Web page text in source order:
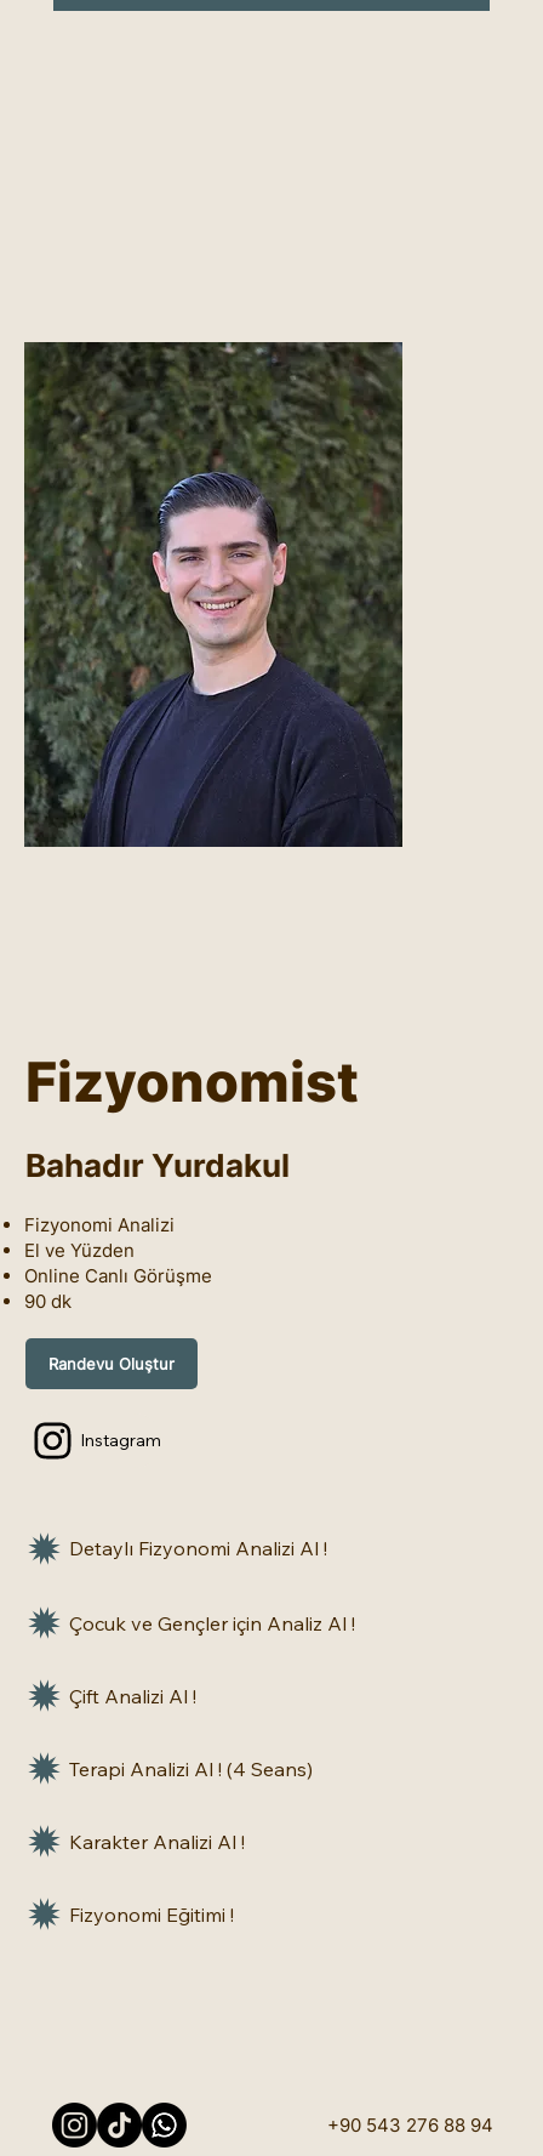
Fizyonomist
Bahadır Yurdakul
Fizyonomi Analizi
El ve Yüzden
Online Canlı Görüşme
90 dk
Randevu Oluştur
Instagram
Detaylı Fizyonomi Analizi Al !
Karakter Analizi Al !
Çocuk ve Gençler için Analiz Al !
Terapi Analizi Al ! (4 Seans)
Çift Analizi Al !
Fizyonomi Eğitimi !
+90 543 276 88 94